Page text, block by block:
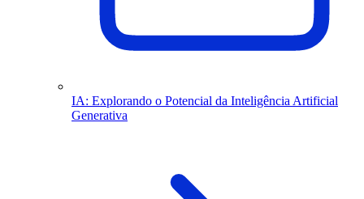
IA: Explorando o Potencial da Inteligência Artificial
Generativa